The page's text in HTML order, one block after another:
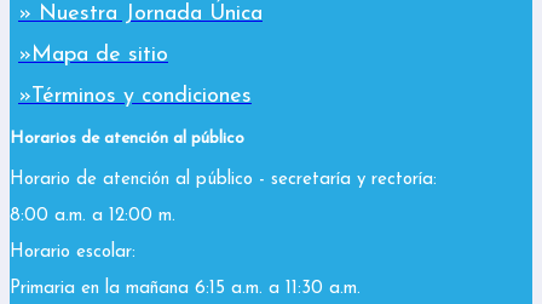
» Nuestra Jornada Única
»Mapa de sitio
»Términos y condiciones
Horarios de atención al público
Horario de atención al público - secretaría y rectoría:
8:00 a.m. a 12:00 m.
Horario escolar:
Primaria en la mañana 6:15 a.m. a 11:30 a.m.